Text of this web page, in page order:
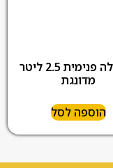
מאכילה פנימית 2.5 ליטר
מדונגת
הוספה לסל